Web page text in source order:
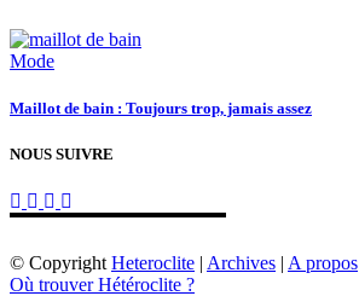
Mode
Maillot de bain : Toujours trop, jamais assez
NOUS SUIVRE
© Copyright Heteroclite | Archives | A propos
Où trouver Hétéroclite ?